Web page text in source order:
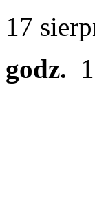
17
godz.